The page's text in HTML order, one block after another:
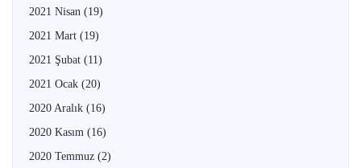
2021 Nisan (19)
2021 Mart (19)
2021 Şubat (11)
2021 Ocak (20)
2020 Aralık (16)
2020 Kasım (16)
2020 Temmuz (2)